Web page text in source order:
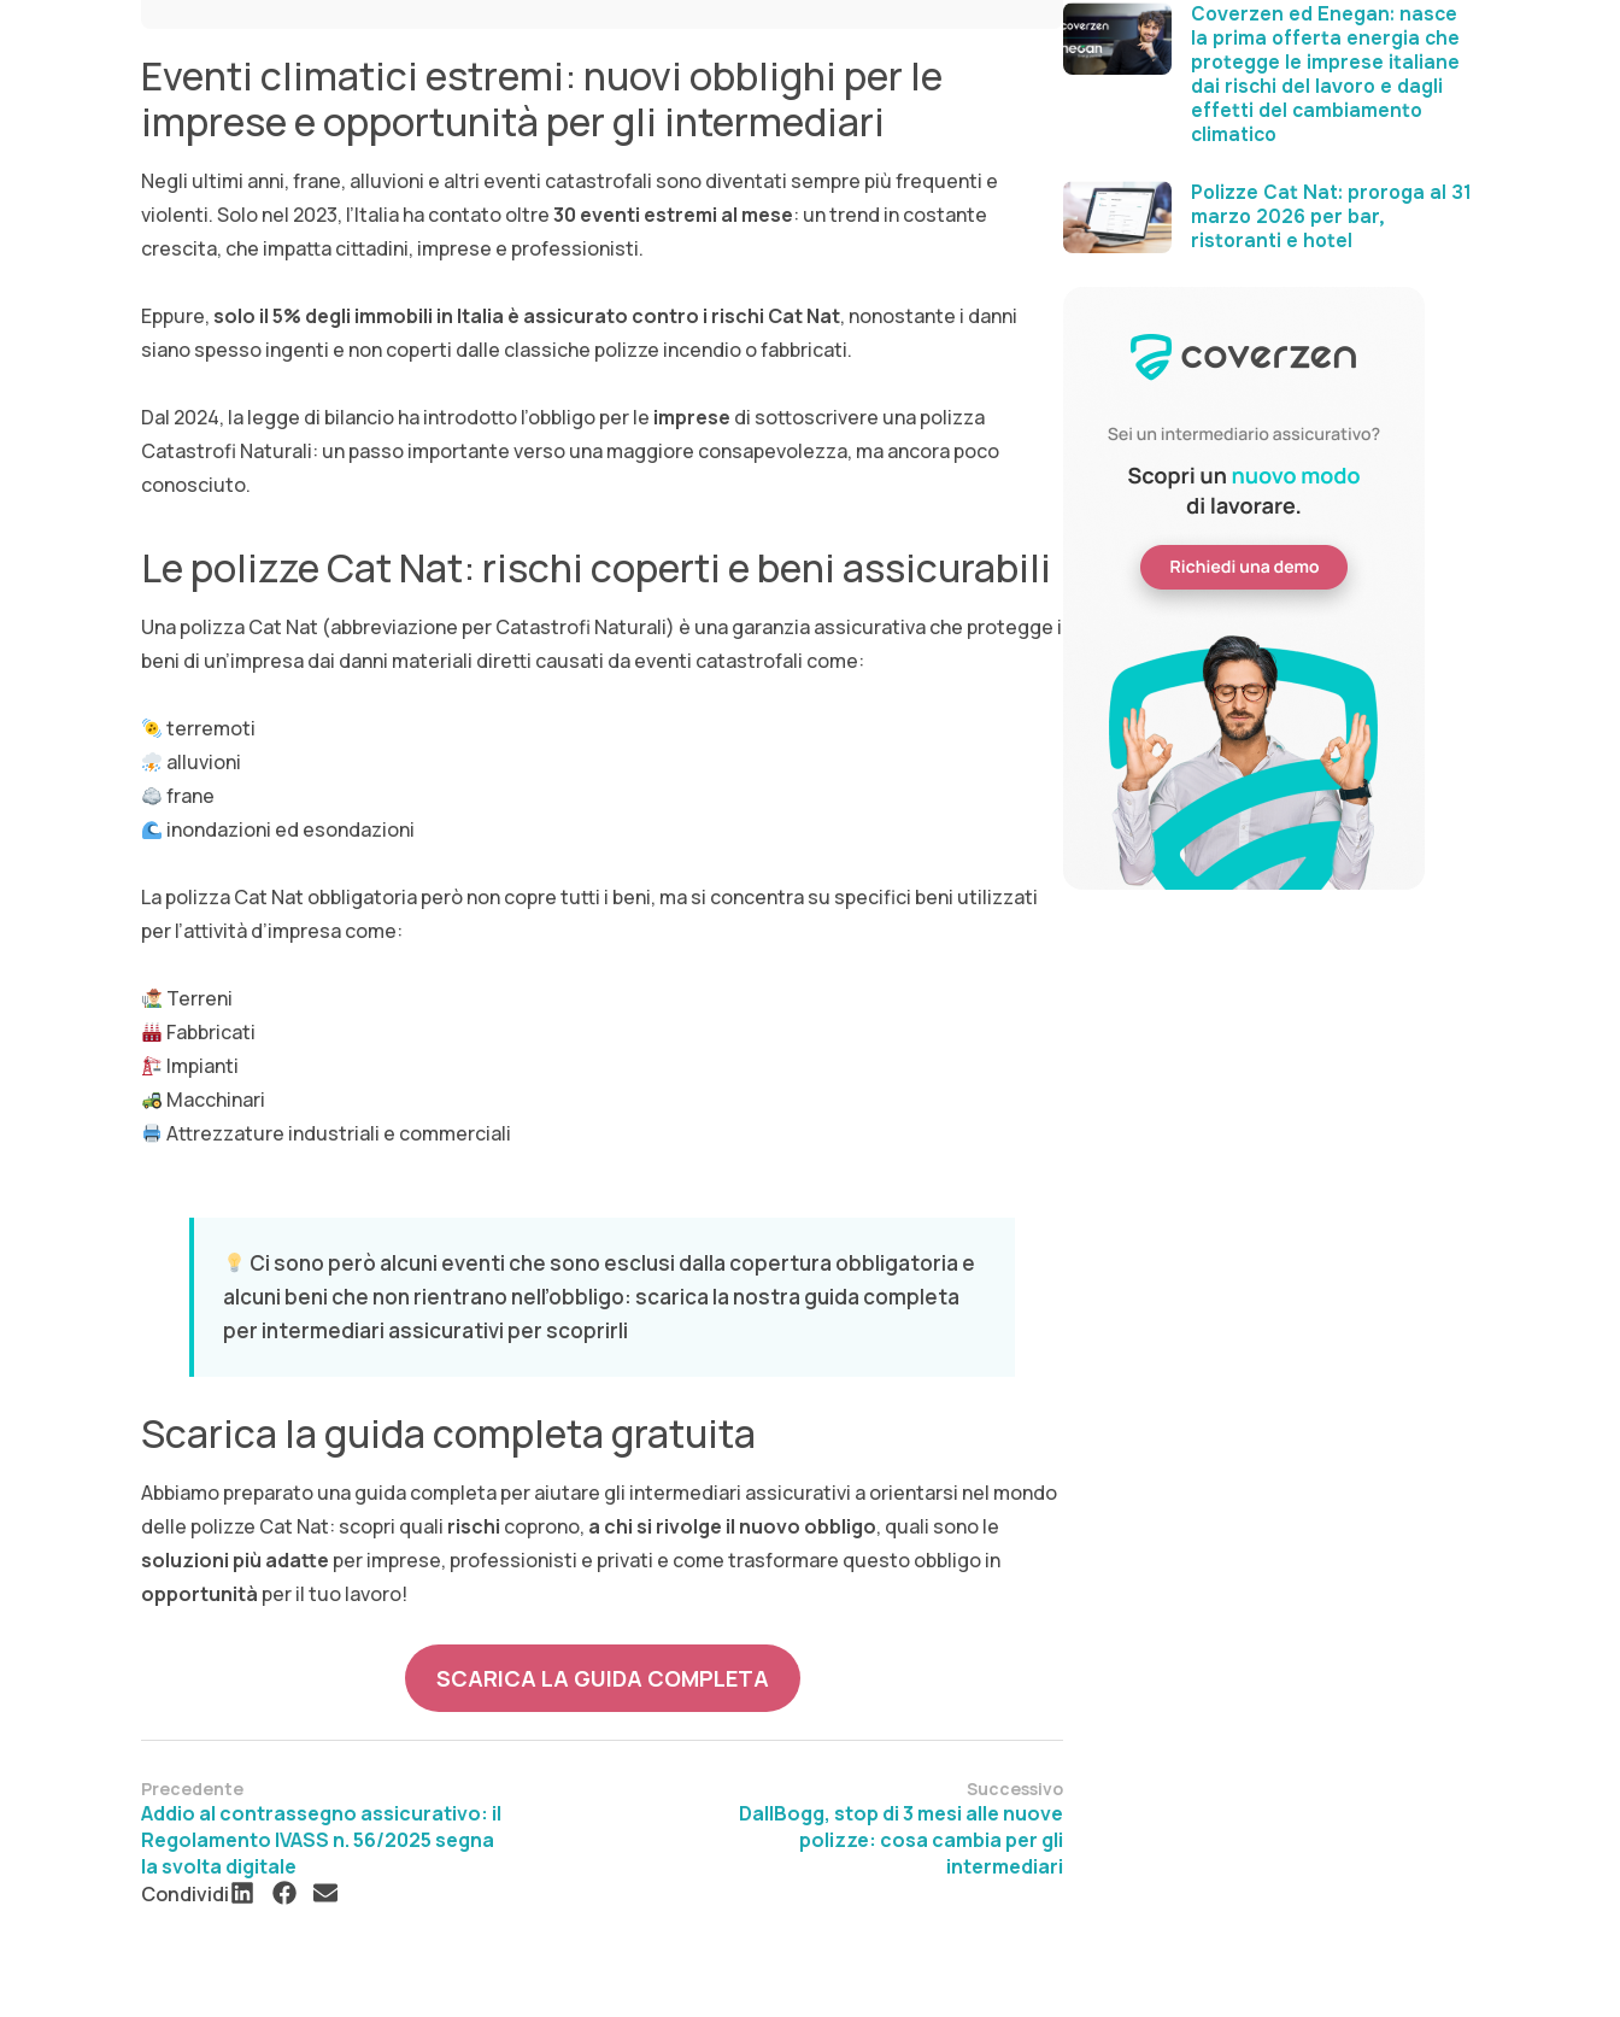
Eventi climatici estremi: nuovi obblighi per le
imprese e opportunità per gli intermediari
Negli ultimi anni, frane, alluvioni e altri eventi catastrofali sono diventati sempre più frequenti e
violenti. Solo nel 2023, l’Italia ha contato oltre30 eventi estremi al mese: un trend in costante
crescita, che impatta cittadini, imprese e professionisti.
Eppure, solo il 5% degli immobili in Italia è assicurato contro i rischi Cat Nat, nonostante i danni
siano spesso ingenti e non coperti dalle classiche polizze incendio o fabbricati.
Dal 2024, la legge di bilancio ha introdotto l’obbligo per le imprese di sottoscrivere una polizza
Catastrofi Naturali: un passo importante verso una maggiore consapevolezza, ma ancora poco
conosciuto.
Le polizze Cat Nat: rischi coperti e beni assicurabili
Una polizza Cat Nat (abbreviazione per Catastrofi Naturali) è una garanzia assicurativa che protegge i
beni di un’impresa dai danni materiali diretti causati da eventi catastrofali come:
terremoti
alluvioni
frane
inondazioni ed esondazioni
La polizza Cat Nat obbligatoria però non copre tutti i beni, ma si concentra su specifici beni utilizzati
per l’attività d’impresa come:
Terreni
Fabbricati
Impianti
Macchinari
Attrezzature industriali e commerciali
Ci sono però alcuni eventi che sono esclusi dalla copertura obbligatoria e
alcuni beni che non rientrano nell’obbligo: scarica la nostra guida completa
per intermediari assicurativi per scoprirli
Scarica la guida completa gratuita
Abbiamo preparato una guida completa per aiutare gli intermediari assicurativi a orientarsi nel mondo
delle polizze Cat Nat: scopri quali rischi coprono, a chi si rivolge il nuovo obbligo, quali sono le
soluzioni più adatte per imprese, professionisti e privati e come trasformare questo obbligo in
opportunità per il tuo lavoro!
SCARICA LA GUIDA COMPLETA
Precedente
Addio al contrassegno assicurativo: il
Regolamento IVASS n. 56/2025 segna
la svolta digitale
Successivo
DallBogg, stop di 3 mesi alle nuove
polizze: cosa cambia per gli
intermediari
Condividi
Coverzen ed Enegan: nasce
la prima offerta energia che
protegge le imprese italiane
dai rischi del lavoro e dagli
effetti del cambiamento
climatico
Polizze Cat Nat: proroga al 31
marzo 2026 per bar,
ristoranti e hotel